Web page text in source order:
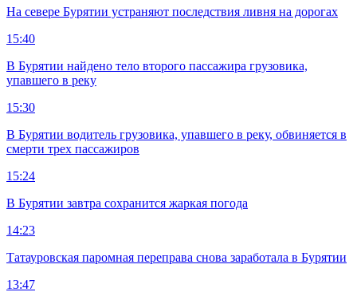
На севере Бурятии устраняют последствия ливня на дорогах
15:40
В Бурятии найдено тело второго пассажира грузовика,
упавшего в реку
15:30
В Бурятии водитель грузовика, упавшего в реку, обвиняется в
смерти трех пассажиров
15:24
В Бурятии завтра сохранится жаркая погода
14:23
Татауровская паромная переправа снова заработала в Бурятии
13:47